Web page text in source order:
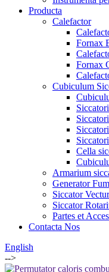
Producta
Calefactor
Fornax
Fornax
Cubiculum
Cella
Armarium
Generator
Siccator
Siccator
Partes et
Contacta Nos
English
-->